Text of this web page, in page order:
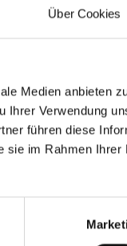
Über Cookies
Medien anbieten
Ihrer Verwendung
führen diese
sie im Rahmen Ihrer
Käse aus eigener